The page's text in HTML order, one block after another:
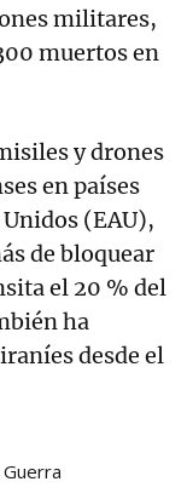
militares,
muertos en
y drones
en países
(EAU),
de bloquear
el 20 % del
ha
desde el
Guerra